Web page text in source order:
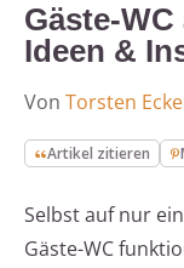
Gäste-
Ideen &
Von Torsten
Artikel zitieren
Selbst auf nur
Gäste-WC